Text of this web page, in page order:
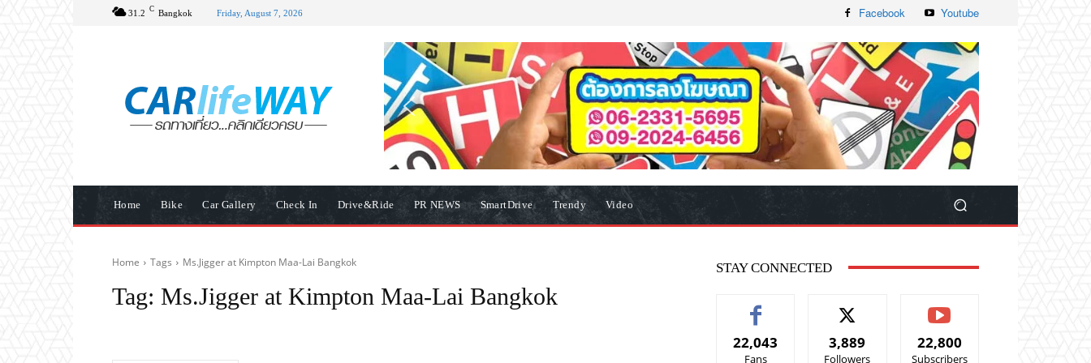
31.2 C Bangkok Friday, August 7, 2026 Facebook Youtube
Home Bike Car Gallery Check In Drive&Ride PR NEWS SmartDrive Trendy Video
Home Tags Ms.Jigger at Kimpton Maa-Lai Bangkok
Tag: Ms.Jigger at Kimpton Maa-Lai Bangkok
STAY CONNECTED
22,043
Fans
3,889
Followers
22,800
Subscribers